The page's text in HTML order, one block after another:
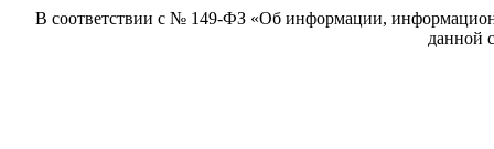
В соответствии с № 149-ФЗ «Об информации,
данной